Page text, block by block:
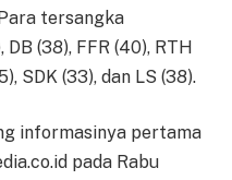
tersangka
(38), FFR (40), RTH
SDK (33), dan LS (38).
informasinya pertama
pada Rabu